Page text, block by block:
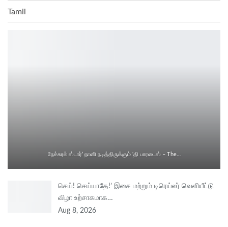
Tamil
நேச்சுரல் ஸ்டார்’ நானி நடித்திருக்கும் ‘தி பாரடைஸ் – The…
செய்! செய்யாதே!’ இசை மற்றும் டிரெய்லர் வெளியீட்டு
விழா உற்சாகமாக…
Aug 8, 2026